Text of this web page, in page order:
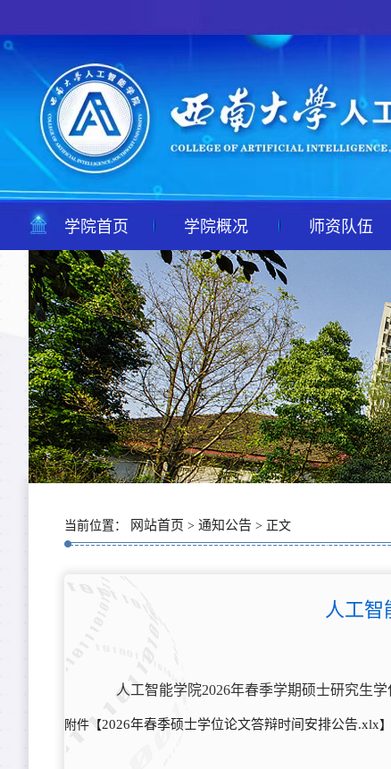
学院首页 学院概况 师资队伍
当前位置： 网站首页 > 通知公告 > 正文
人工智
人工智能学院2026年春季学期硕士研究生
附件【2026年春季硕士学位论文答辩时间安排公告.xlsx